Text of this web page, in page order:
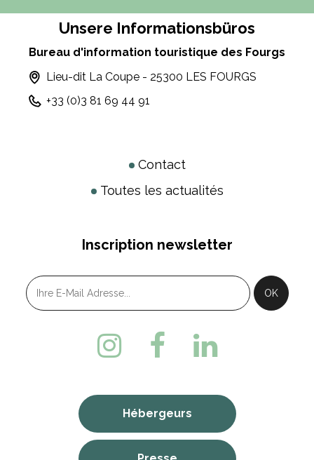
Unsere Informationsbüros
Bureau d'information touristique des Fourgs
Lieu-dit La Coupe - 25300 LES FOURGS
+33 (0)3 81 69 44 91
Contact
Toutes les actualités
Inscription newsletter
Hébergeurs